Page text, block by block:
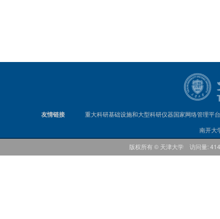
友情链接
重大科研基础设施和大型科研仪器国家网络管理平台
南开大
版权所有 © 天津大学 访问量: